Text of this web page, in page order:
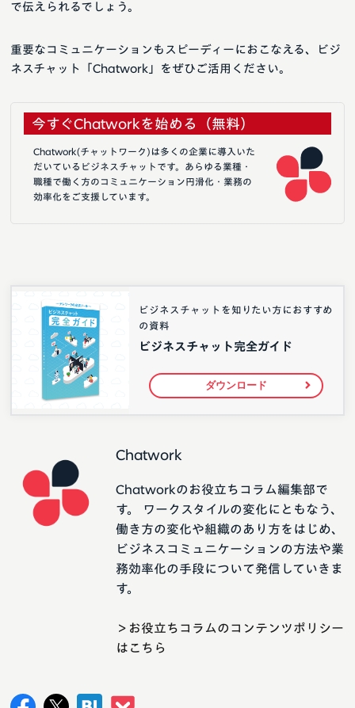
で伝えられるでしょう。
重要なコミュニケーションもスピーディーにおこなえる、ビジ
ネスチャット「Chatwork」をぜひご活用ください。
今すぐChatworkを始める（無料）
Chatwork(チャットワーク)は多くの企業に導入いた
だいているビジネスチャットです。あらゆる業種・
職種で働く方のコミュニケーション円滑化・業務の
効率化をご支援しています。
ビジネスチャットを知りたい方におすすめ
の資料
ビジネスチャット完全ガイド
ダウンロード
Chatwork
Chatworkのお役立ちコラム編集部で
す。 ワークスタイルの変化にともなう、
働き方の変化や組織のあり方をはじめ、
ビジネスコミュニケーションの方法や業
務効率化の手段について発信していきま
す。
＞お役立ちコラムのコンテンツポリシー
はこちら